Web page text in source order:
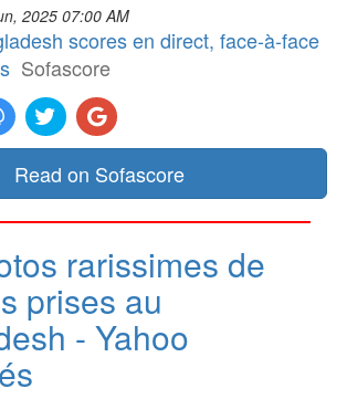
2025 07:00 AM
scores en direct, face-à-face
Sofascore
Read on Sofascore
rarissimes de
prises au
- Yahoo